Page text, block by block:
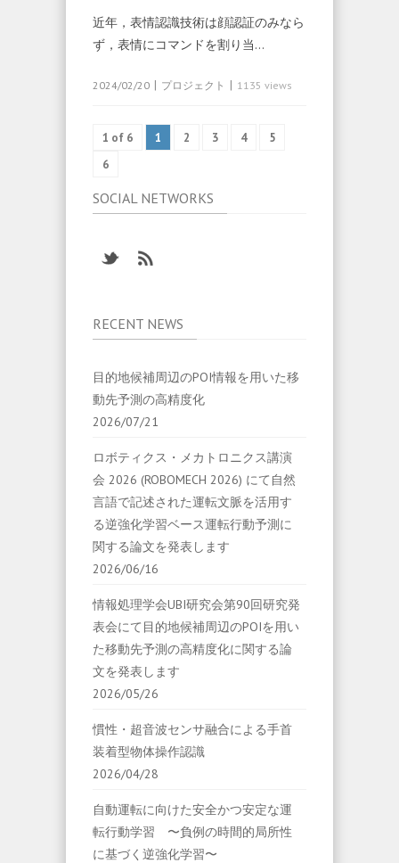
近年，表情認識技術は顔認証のみなら
ず，表情にコマンドを割り当…
2024/02/20 | プロジェクト | 1135 views
1 of 6 1 2 3 4
5
6
SOCIAL NETWORKS
RECENT NEWS
目的地候補周辺のPOI情報を用いた移
動先予測の高精度化
2026/07/21
ロボティクス・メカトロニクス講演
会 2026 (ROBOMECH 2026) にて自然
言語で記述された運転文脈を活用す
る逆強化学習ベース運転行動予測に
関する論文を発表します
2026/06/16
情報処理学会UBI研究会第90回研究発
表会にて目的地候補周辺のPOIを用い
た移動先予測の高精度化に関する論
文を発表します
2026/05/26
慣性・超音波センサ融合による手首
装着型物体操作認識
2026/04/28
自動運転に向けた安全かつ安定な運
転行動学習 〜負例の時間的局所性
に基づく逆強化学習〜